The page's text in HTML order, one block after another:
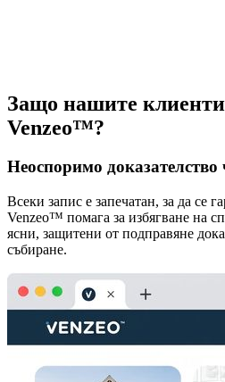
Защо нашите
Venzeo™?
Неоспоримо
Всеки запис е запечатан, за да се
Venzeo™ помага за избягване на
ясни, защитени от подправяне
събиране.